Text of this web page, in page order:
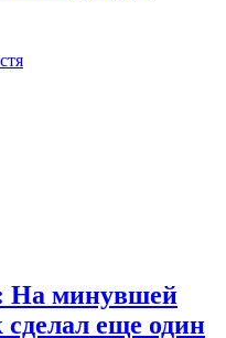
На минувшей
еще один